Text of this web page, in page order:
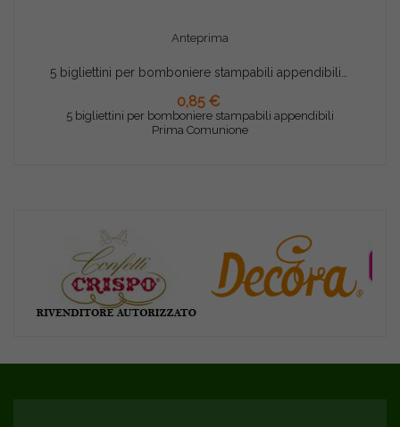
Anteprima
0,85 €
5 bigliettini per bomboniere stampabili appendibili
Prima Comunione
AGGIUNGI AL CARRELLO